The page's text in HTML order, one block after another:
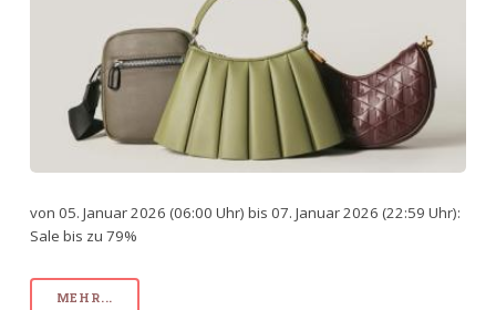
von 05. Januar 2026 (06:00 Uhr) bis 07. Januar 2026 (22:59 Uhr):
Sale bis zu 79%
MEHR...